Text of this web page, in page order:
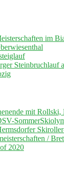
im
Steinbruchlauf
mit
/
2020